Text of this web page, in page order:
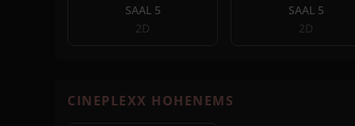
SAAL 5
2D
SAAL 5
2D
CINEPLEXX HOHENEMS